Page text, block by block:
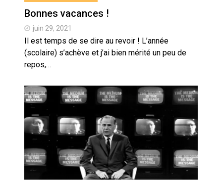
Bonnes vacances !
juin 29, 2021
Il est temps de se dire au revoir ! L’année
(scolaire) s’achève et j’ai bien mérité un peu de
repos,…